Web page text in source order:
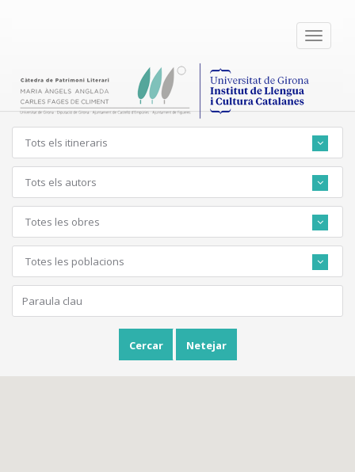
Toggle
Tots els itineraris
Tots els autors
Totes les obres
Totes les poblacions
Cercar Netejar